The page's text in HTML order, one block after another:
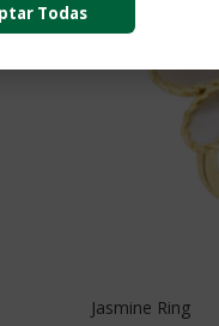
Jasmine Ring
grabaciones de sesión
Todas